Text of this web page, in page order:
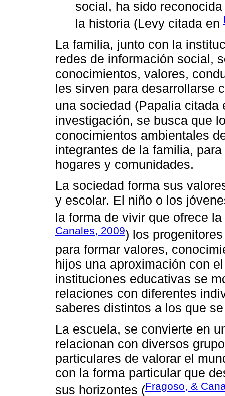
social, ha sido
la historia (Levy citada en
La familia, junto con la
redes de información social,
conocimientos, valores,
les sirven para desarrollarse
una sociedad (Papalia citada
investigación, se busca que
conocimientos ambientales
integrantes de la familia,
hogares y comunidades.
La sociedad forma sus
y escolar. El niño o los
la forma de vivir que ofrece
Canales, 2009) los
para formar valores,
hijos una aproximación con
instituciones educativas se
relaciones con diferentes
saberes distintos a los que
La escuela, se convierte en
relacionan con diversos
particulares de valorar el
con la forma particular que
sus horizontes (Fragoso, &